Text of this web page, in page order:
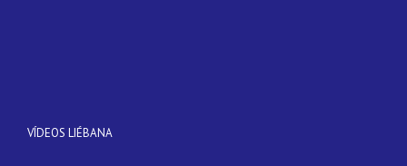
VÍDEOS LIÉBANA